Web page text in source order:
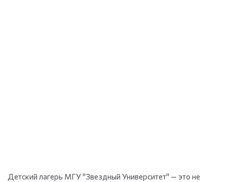
Детский лагерь МГУ "Звездный Университет" — это не